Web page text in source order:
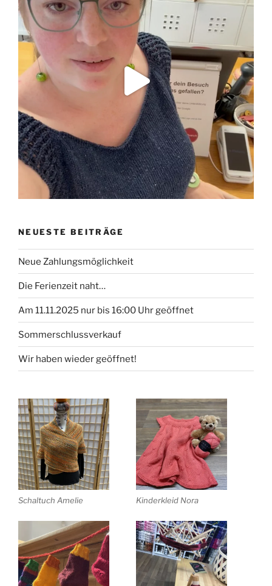
NEUESTE BEITRÄGE
Neue Zahlungsmöglichkeit
Die Ferienzeit naht…
Am 11.11.2025 nur bis 16:00 Uhr geöffnet
Sommerschlussverkauf
Wir haben wieder geöffnet!
Schaltuch Amelie Kinderkleid Nora